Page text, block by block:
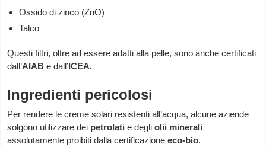
Ossido di zinco (ZnO)
Talco
Questi filtri, oltre ad essere adatti alla pelle, sono anche certificati
dall’AIABe dall’ICEA.
Ingredienti pericolosi
Per rendere le creme solari resistenti all’acqua, alcune aziende
solgono utilizzare dei petrolati e degliolii minerali
assolutamente proibiti dalla certificazioneeco-bio.